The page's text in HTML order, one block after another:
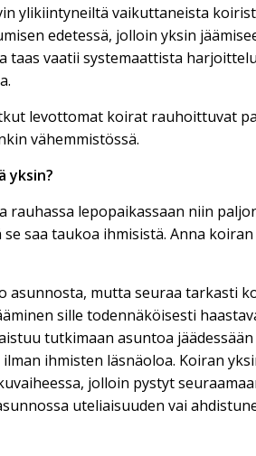
ylikiintyneiltä vaikuttaneista
edetessä, jolloin yksin
taas vaatii systemaattista
levottomat koirat rauhoittuvat
vähemmistössä.
yksin?
rauhassa lepopaikassaan niin
saa taukoa ihmisistä. Anna
asunnosta, mutta seuraa tarkasti
sille todennäköisesti
tutkimaan asuntoa jäädessään
ihmisten läsnäoloa. Koiran
jolloin pystyt
uteliaisuuden vai